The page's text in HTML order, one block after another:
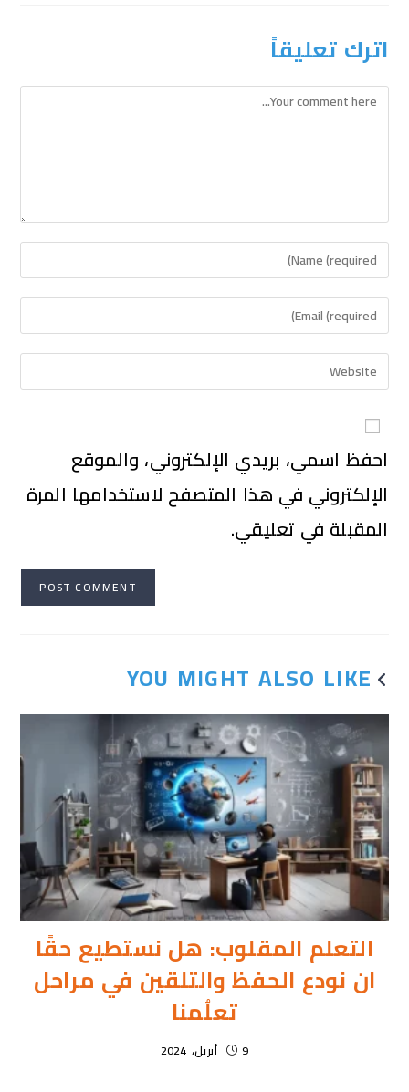
اترك تعليقاً
احفظ اسمي، بريدي الإلكتروني، والموقع
الإلكتروني في هذا المتصفح لاستخدامها المرة
المقبلة في تعليقي.
YOU MIGHT ALSO LIKE
التعلم المقلوب: هل نستطيع حقًا
ان نودع الحفظ والتلقين في مراحل
تعلُمنا
9 أبريل، 2024